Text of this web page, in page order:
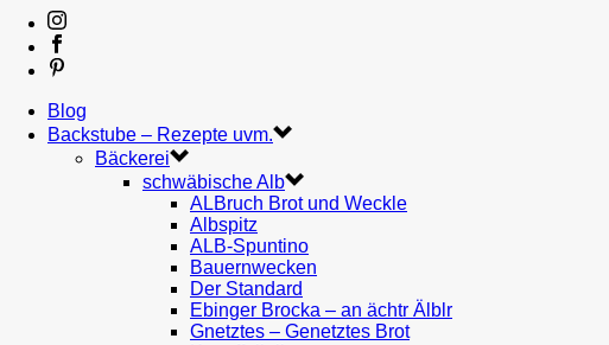
Blog
Backstube – Rezepte uvm.
Bäckerei
schwäbische Alb
ALBruch Brot und Weckle
Albspitz
ALB-Spuntino
Bauernwecken
Der Standard
Ebinger Brocka – an ächtr Älblr
Gnetztes – Genetztes Brot